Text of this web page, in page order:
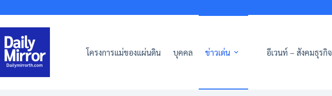
to
content
โครงการแม่ของแผ่นดิน บุคคล ข่าวเด่น อีเวนท์ – สังคมธุรกิจ